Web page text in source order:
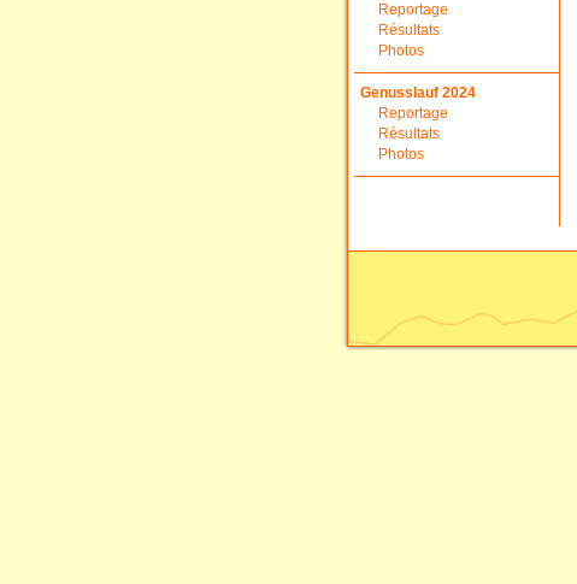
Reportage
Résultats
Photos
Genusslauf 2024
Reportage
Résultats
Photos